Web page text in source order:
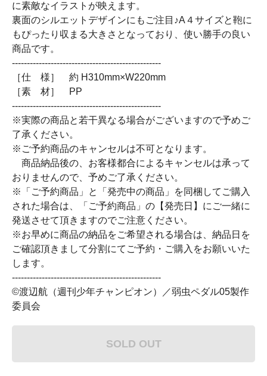
に素敵なイラストが映えます。
裏面のシルエットデザインにもご注目♪A４サイズと鞄に
もぴったり収まる大きさとなっており、使い勝手の良い
商品です。
--------------------------------------------------
［仕 様］ 約 H310mm×W220mm
［素 材］ PP
--------------------------------------------------
※実際の商品と若干異なる場合がございますので予めご
了承ください。
※ご予約商品のキャンセルは不可となります。
商品納品後の、お客様都合によるキャンセルは承って
おりませんので、予めご了承ください。
※「ご予約商品」と「発売中の商品」を同梱してご購入
された場合は、「ご予約商品」の【発売日】にご一緒に
発送させて頂きますのでご注意ください。
※お早めに商品の納品をご希望される場合は、納品日を
ご確認頂きまして分割にてご予約・ご購入をお願いいた
します。
--------------------------------------------------
©渡辺航（週刊少年チャンピオン）／弱虫ペダル05製作
委員会
SOLD OUT